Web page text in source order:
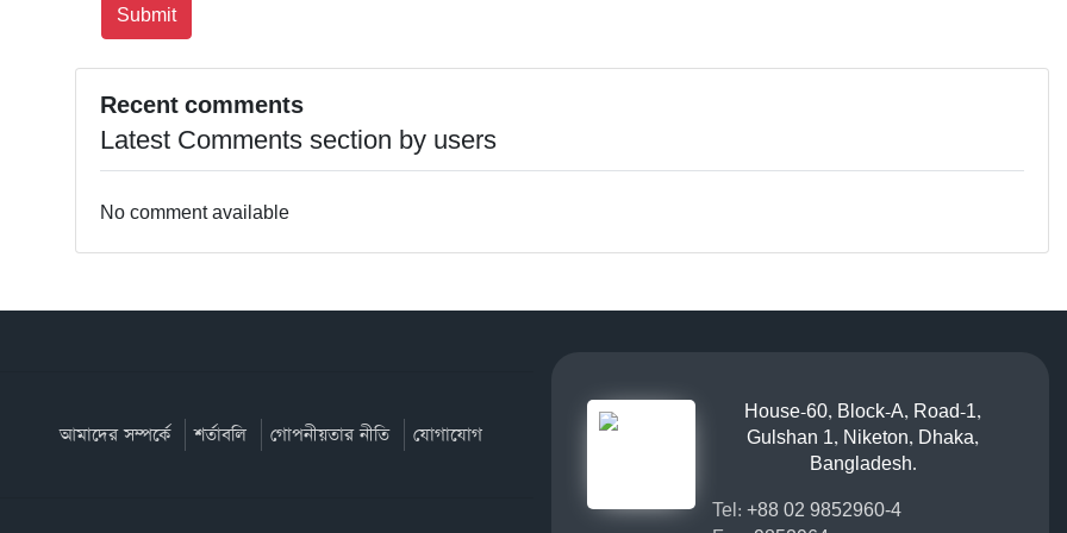
Recent comments
Latest Comments section by users
No comment available
আমাদের সম্পর্কে শর্তাবলি গোপনীয়তার নীতি যোগাযোগ
House-60, Block-A, Road-1,
Gulshan 1, Niketon, Dhaka,
Bangladesh.
Tel: +88 02 9852960-4